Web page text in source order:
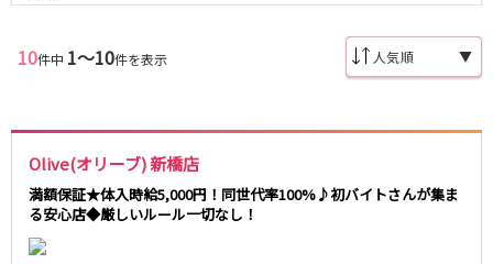
10件中 1〜10件を表示 ▼
Olive(オリーブ) 新橋店
満額保証★体入時給5,000円！同世代率100%♪初バイトさんが集ま
る安心店◆厳しいルール一切なし！
立川
渋谷
北千住
八王子
六本木
品川・大井町・大森
秋葉原
中野
広尾駅
上野御徒町駅
六本木駅
練馬駅
東新宿駅
両国駅
東中野駅
飯田橋駅